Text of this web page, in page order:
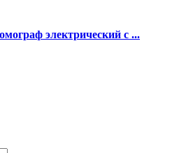
электрический с ...